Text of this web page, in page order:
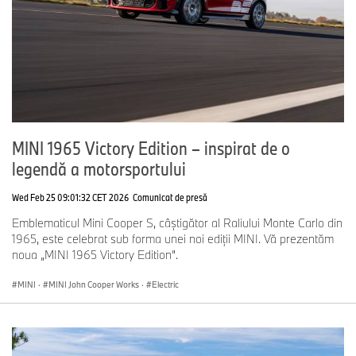
MINI 1965 Victory Edition – inspirat de o
legendă a motorsportului
Wed Feb 25 09:01:32 CET 2026 Comunicat de presă
Emblematicul Mini Cooper S, câștigător al Raliului Monte Carlo din
1965, este celebrat sub forma unei noi ediţii MINI. Vă prezentăm
noua „MINI 1965 Victory Edition”.
MINI · MINI John Cooper Works · Electric